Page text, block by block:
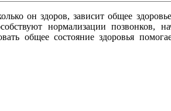
он здоров, зависит общее
нормализации позвонков,
общее состояние здоровья